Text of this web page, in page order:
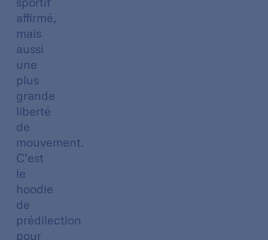
affirmé,
mais
aussi
une
plus
grande
liberté
de
mouvement.
C’est
le
hoodie
de
prédilection
pour